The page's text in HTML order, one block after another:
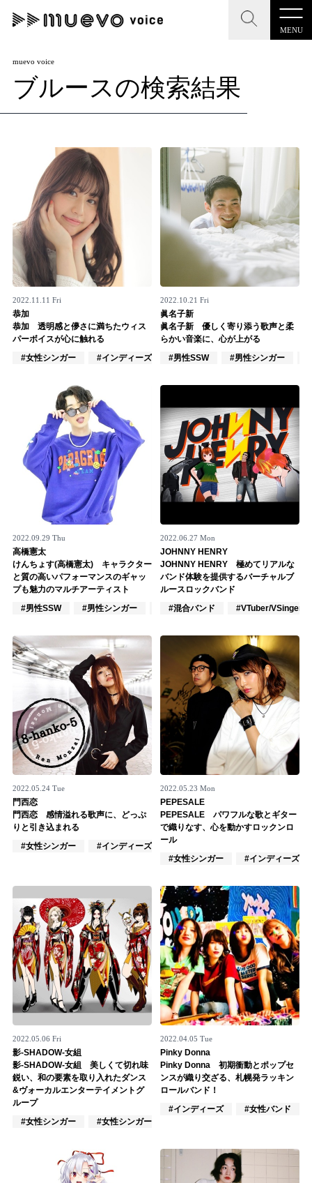
MENU
CLOSE
記事を検索する
人気ワード
#男性SSW #ポップス #女性SSW #ロック
#男性シンガー #HR/HM #女性シンガー
#ヒップホップ #男性シンガーグループ #R&B/ソウル
CLOSE
muevo media
"読者の声を形にする”音楽特化メディア
MENU
記事一覧
プレスリリース一覧
会社概要
お問い合わせ
記事リクエスト
ログイン
muevoクラウドファンディング
muevoコミュニティ
ぶいクラ！by muevo
ぶいコミュ！by muevo
ぶいマガ！ by muevo
muevo voice
ブルースの検索結果
2022.11.11 Fri
恭加
恭加 透明感と儚さに満ちたウィス
パーボイスが心に触れる
#女性シンガー
#インディーズ #女性アイドル
2022.10.21 Fri
眞名子新
眞名子新 優しく寄り添う歌声と柔
らかい音楽に、心が上がる
#男性SSW
#男性シンガー
2022.09.29 Thu
高橋憲太
けんちょす(高橋憲太) キャラクター
と質の高いパフォーマンスのギャッ
プも魅力のマルチアーティスト
#男性SSW
#男性シンガー #男性シンガーグループ
2022.06.27 Mon
JOHNNY HENRY
JOHNNY HENRY 極めてリアルな
バンド体験を提供するバーチャルブ
ルースロックバンド
#混合バンド
#VTuber/VSinger
2022.05.24 Tue
門西恋
門西恋 感情溢れる歌声に、どっぷ
りと引き込まれる
#女性シンガー
#インディーズ #アカペラ
2022.05.23 Mon
PEPESALE
PEPESALE パワフルな歌とギター
で織りなす、心を動かすロックンロ
ール
#女性シンガー
#インディーズ
2022.05.06 Fri
影-SHADOW-女組
影-SHADOW-女組 美しくて切れ味
鋭い、和の要素を取り入れたダンス
&ヴォーカルエンターテイメントグ
ループ
#女性シンガー
#女性シンガーグループ
2022.04.05 Tue
Pinky Donna
Pinky Donna 初期衝動とポップセ
ンスが織り交ざる、札幌発ラッキン
ロールバンド！
#インディーズ
#女性バンド